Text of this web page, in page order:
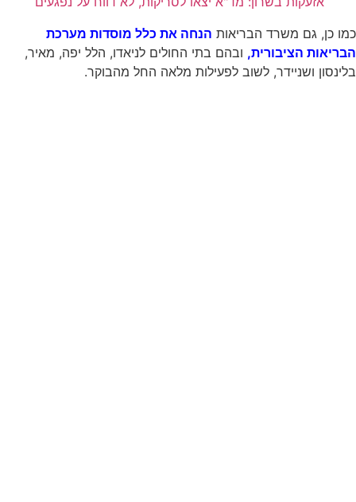
כמו כן, גם משרד הבריאות הנחה את כלל מוסדות מערכת
הבריאות הציבורית, ובהם בתי החולים לניאדו, הלל יפה, מאיר,
בלינסון ושניידר, לשוב לפעילות מלאה החל מהבוקר.